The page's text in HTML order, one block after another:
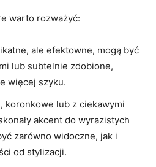
warto rozważyć:
ale efektowne, mogą być
lub subtelnie zdobione,
więcej szyku.
koronkowe lub z ciekawymi
akcent do wyrazistych
zarówno widoczne, jak i
od stylizacji.